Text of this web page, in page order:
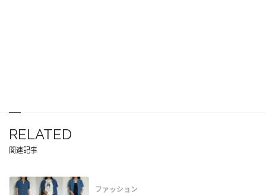
RELATED
関連記事
ファッション